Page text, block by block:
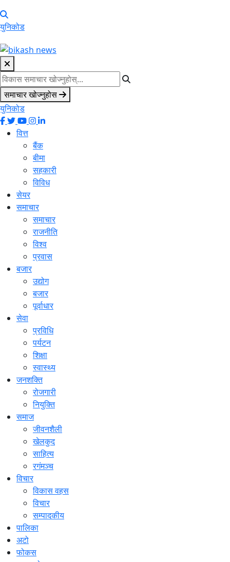
युनिकोड
समाचार खोज्नुहोस
युनिकोड
वित्त
बैंक
बीमा
सहकारी
विविध
सेयर
समाचार
समाचार
राजनीति
विश्व
प्रवास
बजार
उद्योग
बजार
पूर्वाधार
सेवा
प्रविधि
पर्यटन
शिक्षा
स्वास्थ्य
जनशक्ति
रोजगारी
नियुक्ति
समाज
जीवनशैली
खेलकुद
साहित्य
रगंमञ्च
विचार
विकास वहस
विचार
सम्पादकीय
पालिका
अटो
फोकस